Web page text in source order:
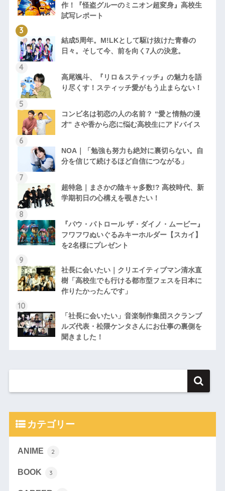
作！『怪盗グルーのミニオン超変身』高校生
試写レポート
結成5周年。M!LKとして駆け抜けた青春の
日々。そして今、前を向く7人の決意。
高尾颯斗、『リロ＆スティッチ』の魅力を語
り尽くす！スティッチ愛がもう止まらない！
コンビ名は初恋の人の名前？ “愛と情熱の漫
才” さや香から恋に悩む高校生にアドバイス
NOA｜「勉強も努力も絶対に裏切らない。自
分を信じて続けるほど自信につながる」
超特急｜まさかの陰キャ多数!? 高校時代、新
学期初日の心構えを覗きたい！
『パウ・パトロール ザ・ダイノ・ムービー』
フワフワぬいぐるみキーホルダー【スカイ】
を2名様にプレゼント
社長に会いたい｜クリエイティブマン清水直
樹「高校生でも行ける都市型フェスを日本に
作りたかったんです」
「社長に会いたい」音楽制作集団スクランブ
ルズ代表・松隈ケンタさんにお仕事の裏側を
聞きました！
カテゴリー
ANIME 2
BOOK 3